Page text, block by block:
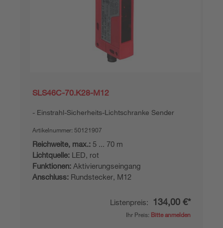
SLS46C-70.K28-M12
Einstrahl-Sicherheits-Lichtschranke Sender
Artikelnummer: 50121907
Reichweite, max.: 5 ... 70 m
Lichtquelle: LED, rot
Funktionen: Aktivierungseingang
Anschluss: Rundstecker, M12
Listenpreis: 134,00 €*
Ihr Preis: Bitte anmelden